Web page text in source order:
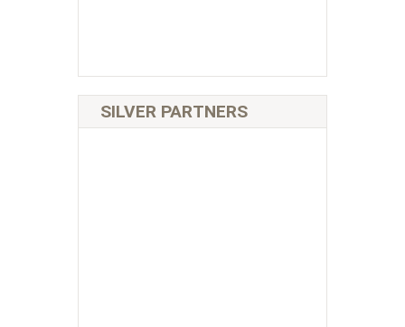
SILVER PARTNERS